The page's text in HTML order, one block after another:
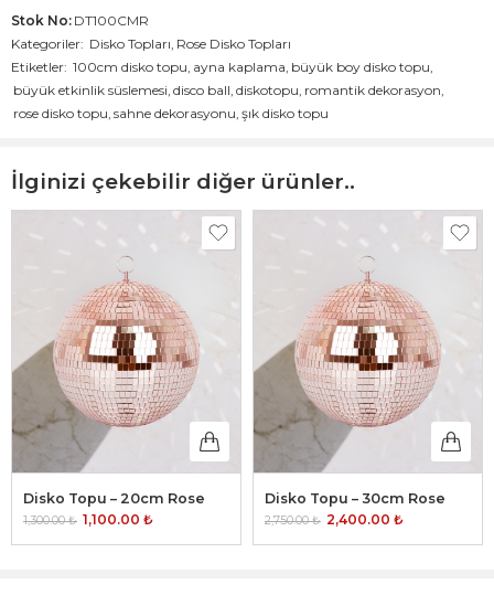
Bilgiler
Açıklama
Kullanım
Alanı
Parti süslemeleri, etkinlik dekorasyonu, büyük
etkinlikler, sahne dekoru, geniş mekan dekorasyonu,
vb.
Renk
Rose
8 kg (ortalama)
Askılı veya serbest kullanım
Aparatı
Kanca 1 Adet
Kargo
Ambalajı
Özel koruyucu ambalaj içinde gönderilir
Teslim
Süresi
Minimum 3 gün
da bilgi almak için
adresinden bizimle iletişime
Stok No: DT100CMR
Kategoriler: Disko Topları, Rose Disko Topları
Etiketler: 100cm disko topu, ayna kaplama, büyük boy disko topu,
büyük etkinlik süslemesi, disco ball, diskotopu, romantik dekorasyon,
rose disko topu, sahne dekorasyonu, şık disko topu
İlginizi çekebilir diğer ürünler..
Disko Topu – 20cm Rose
1,300.00₺ 1,100.00 ₺
Disko Topu – 30cm Rose
2,750.00₺ 2,400.00 ₺